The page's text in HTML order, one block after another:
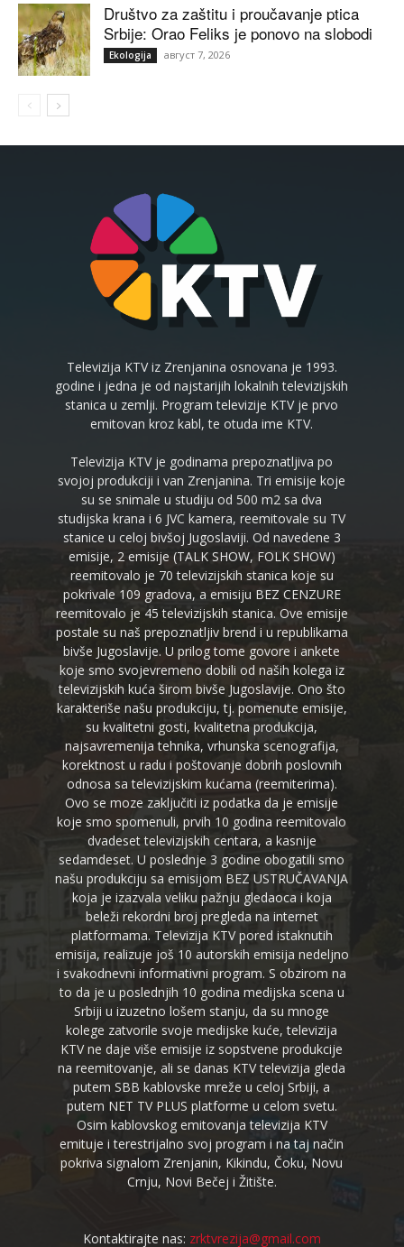
Društvo za zaštitu i proučavanje ptica
Srbije: Orao Feliks je ponovo na slobodi
Ekologija август 7, 2026
Televizija KTV iz Zrenjanina osnovana je 1993.
godine i jedna je od najstarijih lokalnih televizijskih
stanica u zemlji. Program televizije KTV je prvo
emitovan kroz kabl, te otuda ime KTV.
Televizija KTV je godinama prepoznatljiva po
svojoj produkciji i van Zrenjanina. Tri emisije koje
su se snimale u studiju od 500 m2 sa dva
studijska krana i 6 JVC kamera, reemitovale su TV
stanice u celoj bivšoj Jugoslaviji. Od navedene 3
emisije, 2 emisije (TALK SHOW, FOLK SHOW)
reemitovalo je 70 televizijskih stanica koje su
pokrivale 109 gradova, a emisiju BEZ CENZURE
reemitovalo je 45 televizijskih stanica. Ove emisije
postale su naš prepoznatljiv brend i u republikama
bivše Jugoslavije. U prilog tome govore i ankete
koje smo svojevremeno dobili od naših kolega iz
televizijskih kuća širom bivše Jugoslavije. Ono što
karakteriše našu produkciju, tj. pomenute emisije,
su kvalitetni gosti, kvalitetna produkcija,
najsavremenija tehnika, vrhunska scenografija,
korektnost u radu i poštovanje dobrih poslovnih
odnosa sa televizijskim kućama (reemiterima).
Ovo se moze zaključiti iz podatka da je emisije
koje smo spomenuli, prvih 10 godina reemitovalo
dvadeset televizijskih centara, a kasnije
sedamdeset. U poslednje 3 godine obogatili smo
našu produkciju sa emisijom BEZ USTRUČAVANJA
koja je izazvala veliku pažnju gledaoca i koja
beleži rekordni broj pregleda na internet
platformama. Televizija KTV pored istaknutih
emisija, realizuje još 10 autorskih emisija nedeljno
i svakodnevni informativni program. S obzirom na
to da je u poslednjih 10 godina medijska scena u
Srbiji u izuzetno lošem stanju, da su mnoge
kolege zatvorile svoje medijske kuće, televizija
KTV ne daje više emisije iz sopstvene produkcije
na reemitovanje, ali se danas KTV televizija gleda
putem SBB kablovske mreže u celoj Srbiji, a
putem NET TV PLUS platforme u celom svetu.
Osim kablovskog emitovanja televizija KTV
emituje i terestrijalno svoj program i na taj način
pokriva signalom Zrenjanin, Kikindu, Čoku, Novu
Crnju, Novi Bečej i Žitište.
Kontaktirajte nas: zrktvrezija@gmail.com